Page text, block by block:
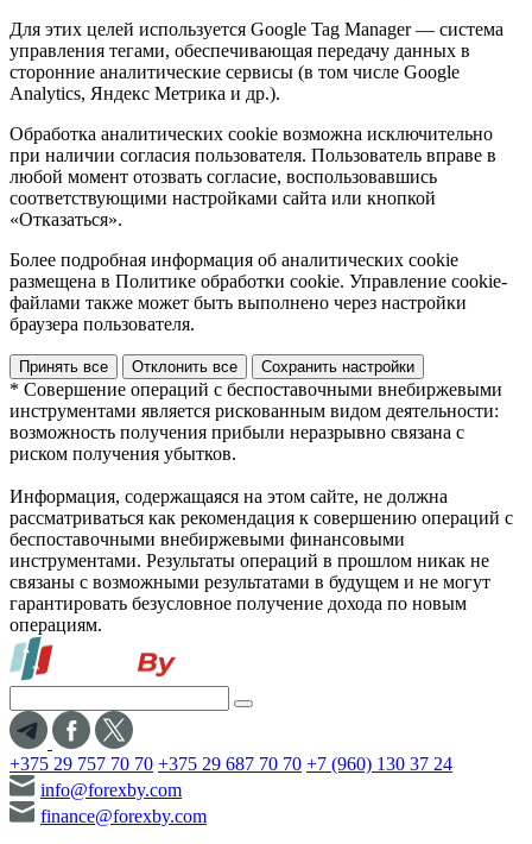
Для этих целей используется Google Tag Manager — система
управления тегами, обеспечивающая передачу данных в
сторонние аналитические сервисы (в том числе Google
Analytics, Яндекс Метрика и др.).
Обработка аналитических cookie возможна исключительно
при наличии согласия пользователя. Пользователь вправе в
любой момент отозвать согласие, воспользовавшись
соответствующими настройками сайта или кнопкой
«Отказаться».
Более подробная информация об аналитических cookie
размещена в Политике обработки cookie. Управление cookie-
файлами также может быть выполнено через настройки
браузера пользователя.
Принять все Отклонить все Сохранить настройки
* Совершение операций с беспоставочными внебиржевыми
инструментами является рискованным видом деятельности:
возможность получения прибыли неразрывно связана с
риском получения убытков.
Информация, содержащаяся на этом сайте, не должна
рассматриваться как рекомендация к совершению операций с
беспоставочными внебиржевыми финансовыми
инструментами. Результаты операций в прошлом никак не
связаны с возможными результатами в будущем и не могут
гарантировать безусловное получение дохода по новым
операциям.
+375 29 757 70 70 +375 29 687 70 70 +7 (960) 130 37 24
info@forexby.com
finance@forexby.com